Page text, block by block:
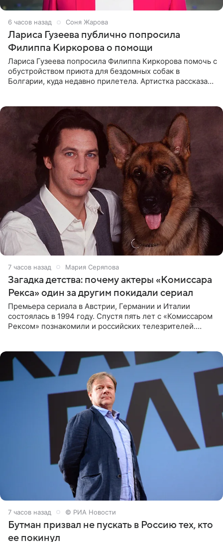
6 часов назад Соня Жарова
Лариса Гузеева публично попросила
Филиппа Киркорова о помощи
Лариса Гузеева попросила Филиппа Киркорова помочь с
обустройством приюта для бездомных собак в
Болгарии, куда недавно прилетела. Артистка рассказала
7 часов назад Мария Серяпова
Загадка детства: почему актеры «Комиссара
Рекса» один за другим покидали сериал
Премьера сериала в Австрии, Германии и Италии
состоялась в 1994 году. Спустя пять лет с «Комиссаром
Рексом» познакомили и российских телезрителей.
7 часов назад © РИА Новости
Бутман призвал не пускать в Россию тех, кто
ее покинул